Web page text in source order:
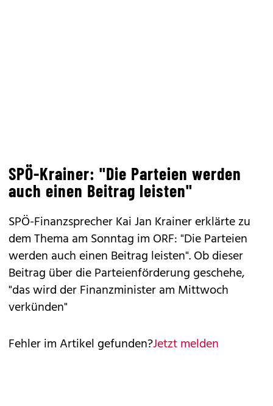
SPÖ-Krainer: "Die Parteien werden
auch einen Beitrag leisten"
SPÖ-Finanzsprecher Kai Jan Krainer erklärte zu
dem Thema am Sonntag im ORF: "Die Parteien
werden auch einen Beitrag leisten". Ob dieser
Beitrag über die Parteienförderung geschehe,
"das wird der Finanzminister am Mittwoch
verkünden"
Fehler im Artikel gefunden?Jetzt melden